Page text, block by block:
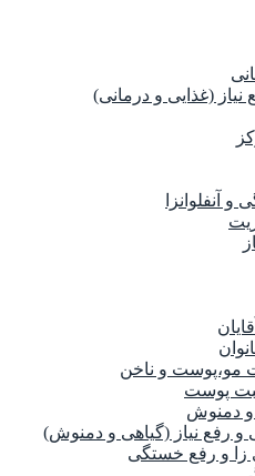
(غذایی و درمانی)
آنفلوانزا
مو،پوست و ناخن
پوست
و دمنوش
و رفع نیاز (گیاهی و دمنوش)
زا و رفع خستگی